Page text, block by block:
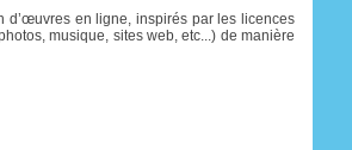
d’œuvres en ligne, inspirés par les licences
musique, sites web, etc...) de manière